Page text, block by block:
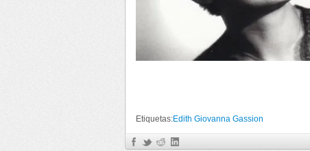
Etiquetas:Edith Giovanna Gassion